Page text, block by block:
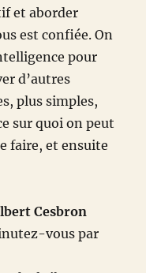
et aborder
est confiée. On
pour
d’autres
plus simples,
sur quoi on peut
faire, et ensuite
Cesbron
vous par